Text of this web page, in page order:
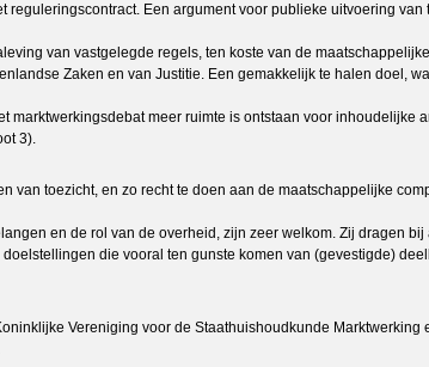
Een argument voor publieke uitvoering
van vastgelegde regels, ten koste van de
Zaken en van Justitie. Een gemakkelijk te halen doel,
meer ruimte is ontstaan voor inhoudelijke
3).
toezicht, en zo recht te doen aan de maatschappelijke
en de rol van de overheid, zijn zeer welkom. Zij dragen
die vooral ten gunste komen van (gevestigde)
Vereniging voor de Staathuishoudkunde Marktwerking